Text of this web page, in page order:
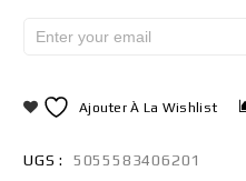
Ajouter À La Wishlist
UGS :
5055583406201